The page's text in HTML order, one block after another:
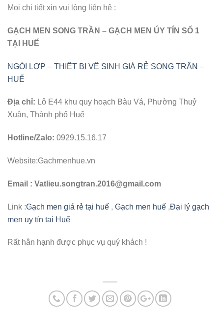
Mọi chi tiết xin vui lòng liên hệ :
GẠCH MEN SONG TRẦN – GẠCH MEN ÚY TÍN SỐ 1
TẠI HUẾ
NGÓI LỢP – THIẾT BỊ VỆ SINH GIÁ RẺ SONG TRẦN –
HUẾ
Địa chỉ: Lô E44 khu quy hoạch Bàu Vá, Phường Thuỷ
Xuân, Thành phố Huế
Hotline/Zalo: 0929.15.16.17
Website:Gachmenhue.vn
Email : Vatlieu.songtran.2016@gmail.com
Link :Gạch men giá rẻ tại huế , Gạch men huế ,Đại lý gạch
men uy tín tại Huế
Rất hân hạnh được phục vụ quý khách !